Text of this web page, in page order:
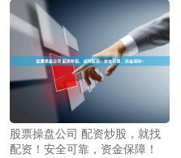
股票操盘公司 配资炒股，就找
配资！安全可靠，资金保障！